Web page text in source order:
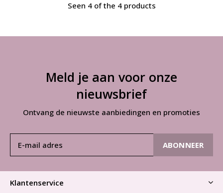
Seen 4 of the 4 products
Meld je aan voor onze
nieuwsbrief
Ontvang de nieuwste aanbiedingen en promoties
ABONNEER
Klantenservice